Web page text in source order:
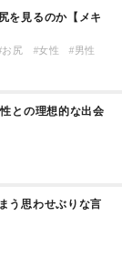
を見るのか【メキ
お尻 女性 男性
との理想的な出会
う思わせぶりな言